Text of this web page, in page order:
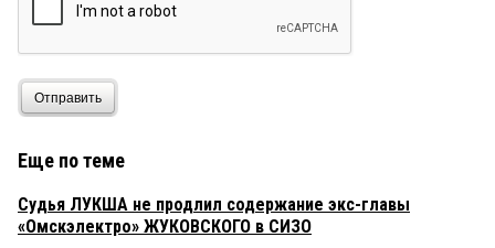
Отправить
Еще по теме
Судья ЛУКША не продлил содержание экс-главы
«Омскэлектро» ЖУКОВСКОГО в СИЗО